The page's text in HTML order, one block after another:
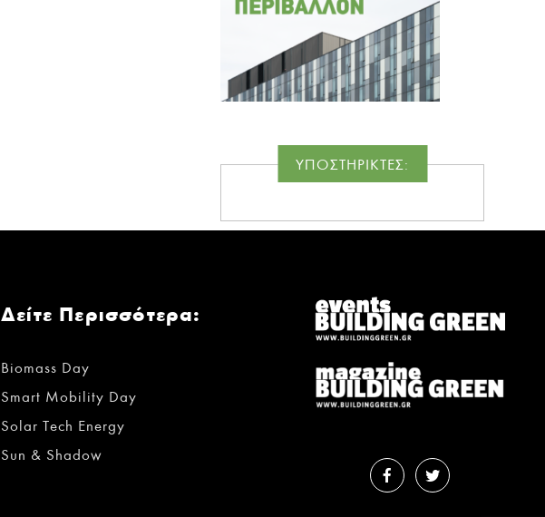
ΥΠΟΣΤΗΡΙΚΤΕΣ:
Δείτε Περισσότερα:
Biomass Day
Smart Mobility Day
Solar Tech Energy
Sun & Shadow